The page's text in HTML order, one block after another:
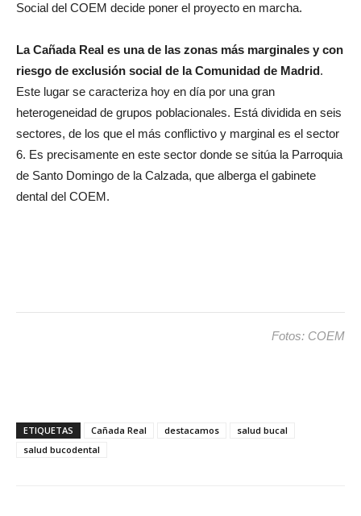
Social del COEM decide poner el proyecto en marcha.
La Cañada Real es una de las zonas más marginales y con
riesgo de exclusión social de la Comunidad de Madrid.
Este lugar se caracteriza hoy en día por una gran
heterogeneidad de grupos poblacionales. Está dividida en seis
sectores, de los que el más conflictivo y marginal es el sector
6. Es precisamente en este sector donde se sitúa la Parroquia
de Santo Domingo de la Calzada, que alberga el gabinete
dental del COEM.
Fotos: COEM
ETIQUETAS Cañada Real destacamos
salud bucal
salud bucodental